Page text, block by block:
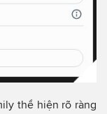
thể hiện rõ ràng